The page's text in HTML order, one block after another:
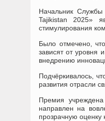
Начальник Службы
Tajikistan 2025»
стимулирования
Было отмечено,
зависят от уровня
внедрению
Подчёркивалось,
развития отрасли
Премия
направлен на
прозрачную оценку